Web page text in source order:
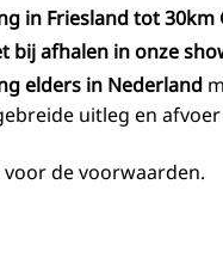
in Frieslandtot 30km
bij afhalen in onze
elders in Nederland
uitleg en
de voorwaarden.